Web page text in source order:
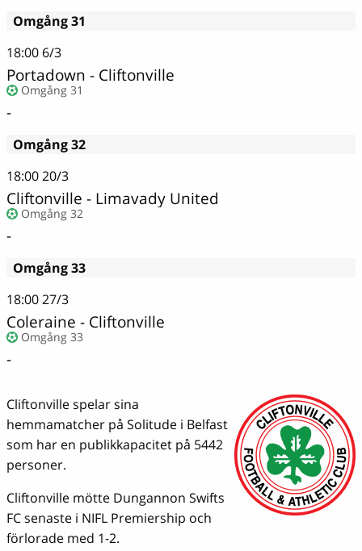
Omgång 31
18:00 6/3
Portadown - Cliftonville
Omgång 31
-
Omgång 32
18:0020/3
Cliftonville - Limavady United
Omgång 32
-
Omgång 33
18:0027/3
Coleraine - Cliftonville
Omgång 33
-
Cliftonville spelar sina
hemmamatcher på Solitude i Belfast
som har en publikkapacitet på 5442
personer.
Cliftonville mötte Dungannon Swifts
FC senaste i NIFL Premiership och
förlorade med 1-2.